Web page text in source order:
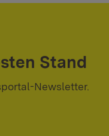
Stand
Newsletter.